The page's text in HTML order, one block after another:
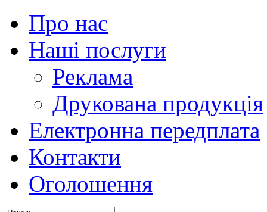
Про нас
Наші послуги
Реклама
Друкована продукція
Електронна передплата
Контакти
Оголошення